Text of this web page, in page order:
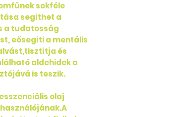
sokféle
segíthet a
a tudatosság
eősegíti a mentális
és
aldehidek a
is teszik.
olaj